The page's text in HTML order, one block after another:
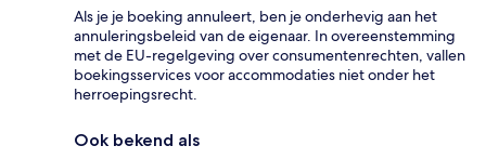
Als je je boeking annuleert, ben je onderhevig aan het
annuleringsbeleid van de eigenaar. In overeenstemming
met de EU-regelgeving over consumentenrechten, vallen
boekingsservices voor accommodaties niet onder het
herroepingsrecht.
Ook bekend als